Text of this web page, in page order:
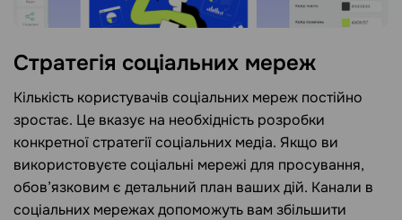
Стратегія соціальних мереж
Кількість користувачів соціальних мереж постійно
зростає. Це вказує на необхідність розробки
конкретної стратегії соціальних медіа. Якщо ви
використовуєте соціальні мережі для просування,
обов’язковим є детальний план ваших дій. Канали в
соціальних мережах допоможуть вам збільшити